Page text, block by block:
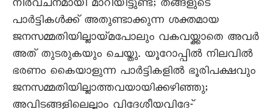
നിർവചനമായി മാറിയിട്ടുണ്ട്; തങ്ങളുടെ
പാർട്ടികൾക്ക് അതുണ്ടാക്കുന്ന ശക്തമായ
ജനസമ്മതിയില്ലായ്മപോലും വകവയ്ക്കാതെ അവർ
അത് തുടരുകയും ചെയ്തു. യൂറോപ്പിൽ നിലവിൽ
ഭരണം കെെയാളുന്ന പാർട്ടികളിൽ ഭൂരിപക്ഷവും
ജനസമ്മതിയില്ലാത്തവയായിക്കഴിഞ്ഞു;